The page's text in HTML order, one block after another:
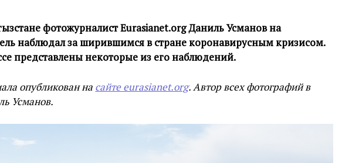
фотожурналист Eurasianet.org Даниль Усманов на
наблюдал за ширившимся в стране коронавирусным кризисом.
представлены некоторые из его наблюдений.
опубликован на сайте eurasianet.org. Автор всех фотографий в
Усманов.